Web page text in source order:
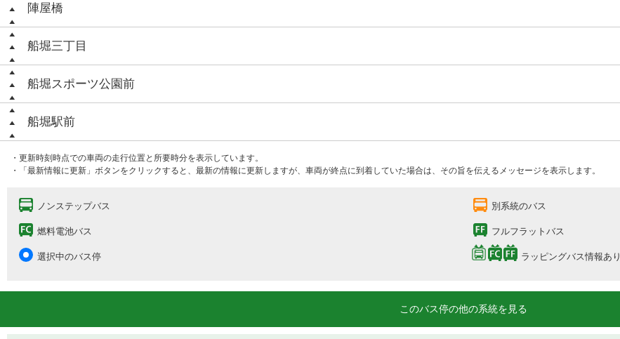
陣屋橋
船堀三丁目
船堀スポーツ公園前
船堀駅前
・更新時刻時点での車両の走行位置と所要時分を表示しています。
・「最新情報に更新」ボタンをクリックすると、最新の情報に更新しますが、車両が終点に到着していた場合は、その旨を伝えるメッセージを表示します。
ノンステップバス 別系統のバス
燃料電池バス フルフラットバス
選択中のバス停 ラッピングバス情報あり
このバス停の他の系統を見る